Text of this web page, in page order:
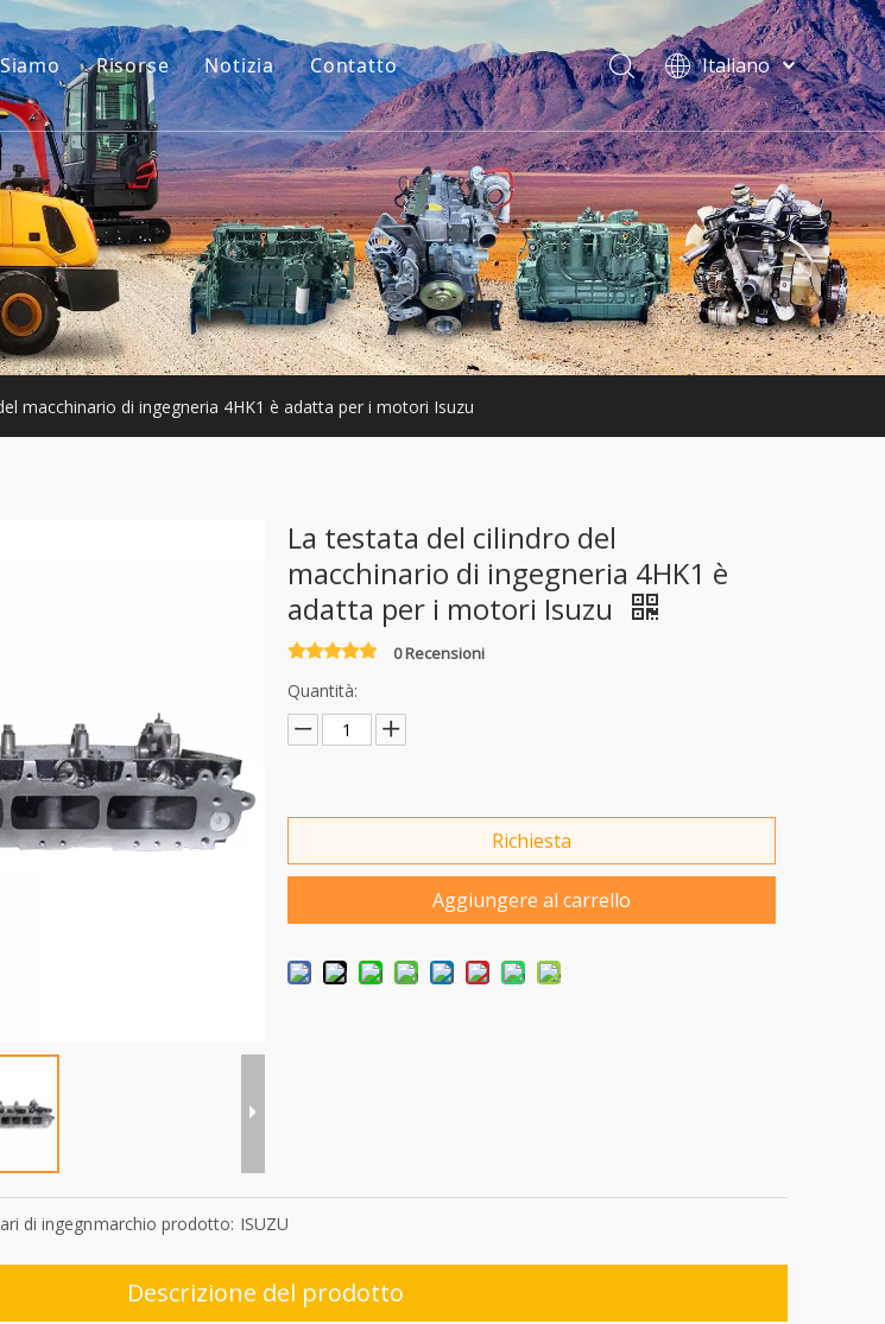
La nostra storia
Il nostro vantaggio
Risorse
Guide
FAQ
Video
Notizia Contatto
Italiano
فارسی
Bahasa
indonesia
Türk dili
ไทย
Deutsch
Português
Español
Pусский
English
macchinario di ingegneria 4HK1 è adatta per i motori Isuzu
La testata del cilindro del
macchinario di ingegneria 4HK1 è
adatta per i motori Isuzu
0 Recensioni
Quantità:
Richiesta
Aggiungere al carrello
di ingegnmarchio prodotto: ISUZU
Descrizione del prodotto